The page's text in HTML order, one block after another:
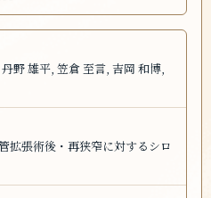
野 雄平, 笠倉 至言, 吉岡 和博,
拡張術後・再狭窄に対するシロ